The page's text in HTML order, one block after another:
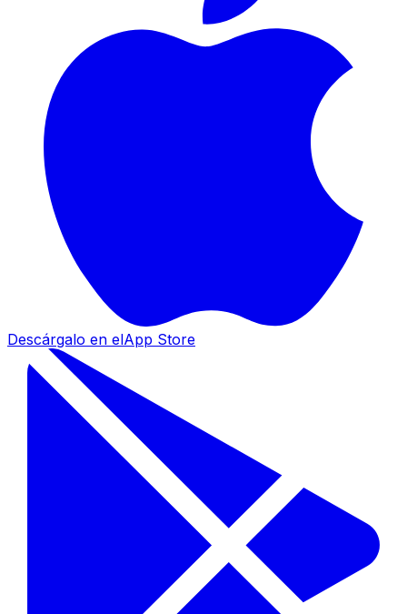
Descárgalo en elApp Store